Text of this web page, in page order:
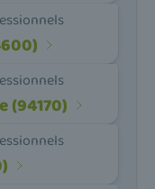
(94170)